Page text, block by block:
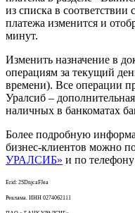
из списка в
платежа изменится и
минут.
Изменить назначение в
операциям за текущий
времени). Все операции
Уралсиб –
наличных в банкоматах
Более подробную
бизнес-клиентов можно
УРАЛСИБ» и по
Erid: 2SDnjcaFJea
Реклама. ИНН 0274062111